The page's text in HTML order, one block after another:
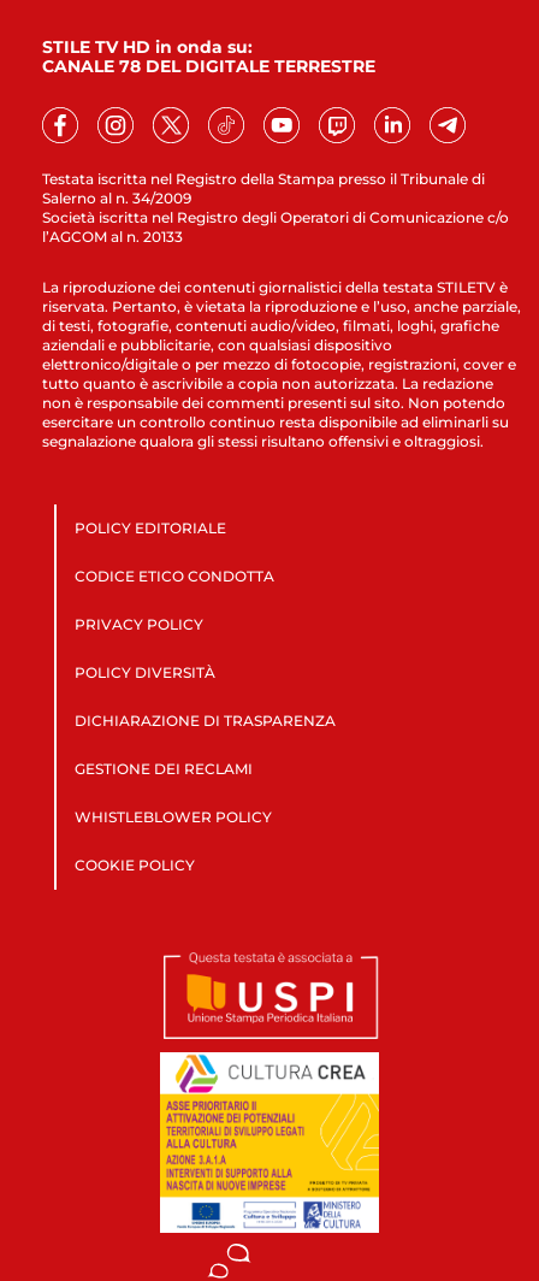
Testata iscritta nel Registro della Stampa presso il Tribunale di
Salerno al n. 34/2009
Società iscritta nel Registro degli Operatori di Comunicazione c/o
l’AGCOM al n. 20133
STILE TV HD in onda su:
CANALE 78 DEL DIGITALE TERRESTRE
La riproduzione dei contenuti giornalistici della testata STILETV è
riservata. Pertanto, è vietata la riproduzione e l’uso, anche parziale,
di testi, fotografie, contenuti audio/video, filmati, loghi, grafiche
aziendali e pubblicitarie, con qualsiasi dispositivo
elettronico/digitale o per mezzo di fotocopie, registrazioni, cover e
tutto quanto è ascrivibile a copia non autorizzata. La redazione
non è responsabile dei commenti presenti sul sito. Non potendo
esercitare un controllo continuo resta disponibile ad eliminarli su
segnalazione qualora gli stessi risultano offensivi e oltraggiosi.
POLICY EDITORIALE
CODICE ETICO CONDOTTA
PRIVACY POLICY
POLICY DIVERSITÀ
DICHIARAZIONE DI TRASPARENZA
GESTIONE DEI RECLAMI
WHISTLEBLOWER POLICY
COOKIE POLICY